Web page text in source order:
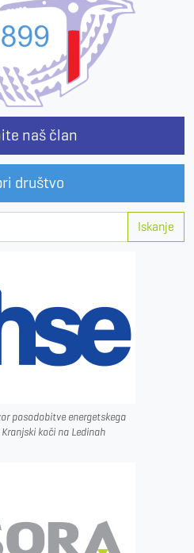
naš član
društvo
Iskanje
posodobitve energetskega
koči na Ledinah